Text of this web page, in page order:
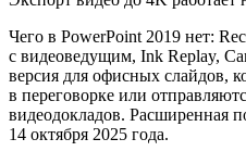
Чего в PowerPoint 2019 нет:
с видеоведущим, Ink Replay,
версия для офисных слайдов,
в переговорке или
видеодокладов. Расширенная
14 октября 2025 года.